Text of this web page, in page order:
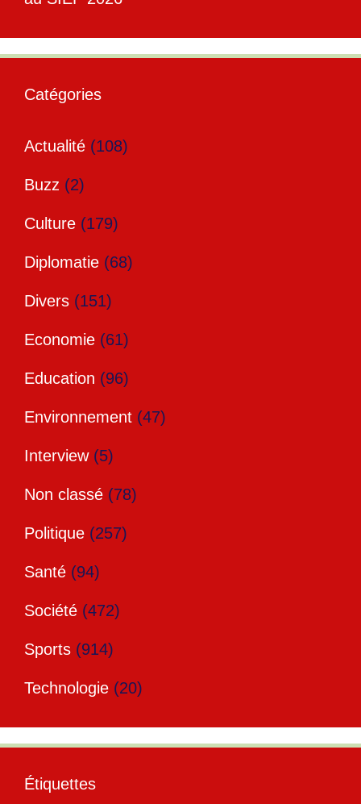
Catégories
Actualité (108)
Buzz (2)
Culture (179)
Diplomatie (68)
Divers (151)
Economie (61)
Education (96)
Environnement (47)
Interview(5)
Non classé (78)
Politique (257)
Santé (94)
Société (472)
Sports (914)
Technologie (20)
Étiquettes